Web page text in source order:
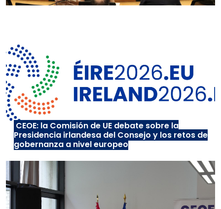
CEOE: la Comisión de UE debate sobre la
Presidencia irlandesa del Consejo y los retos de
gobernanza a nivel europeo